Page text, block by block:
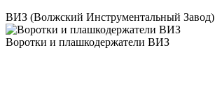
ВИЗ (Волжский Инструментальный Завод)
Воротки и плашкодержатели ВИЗ